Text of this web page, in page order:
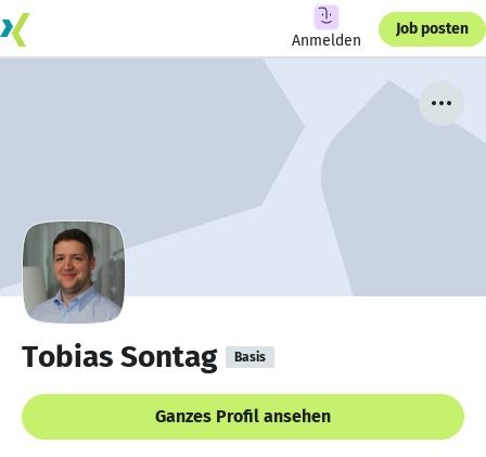
Anmelden
Job posten
Tobias Sontag Basis
Ganzes Profil ansehen